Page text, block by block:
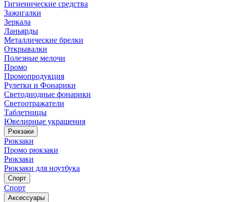
Гигиенические средства
Зажигалки
Зеркала
Ланьярды
Металлические брелки
Открывалки
Полезные мелочи
Промо
Промопродукция
Рулетки и Фонарики
Светодиодные фонарики
Светоотражатели
Таблетницы
Ювелирные украшения
Рюкзаки
Рюкзаки
Промо рюкзаки
Рюкзаки
Рюкзаки для ноутбука
Спорт
Спорт
Аксессуары